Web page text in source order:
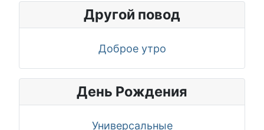
Другой повод
Доброе утро
День Рождения
Универсальные